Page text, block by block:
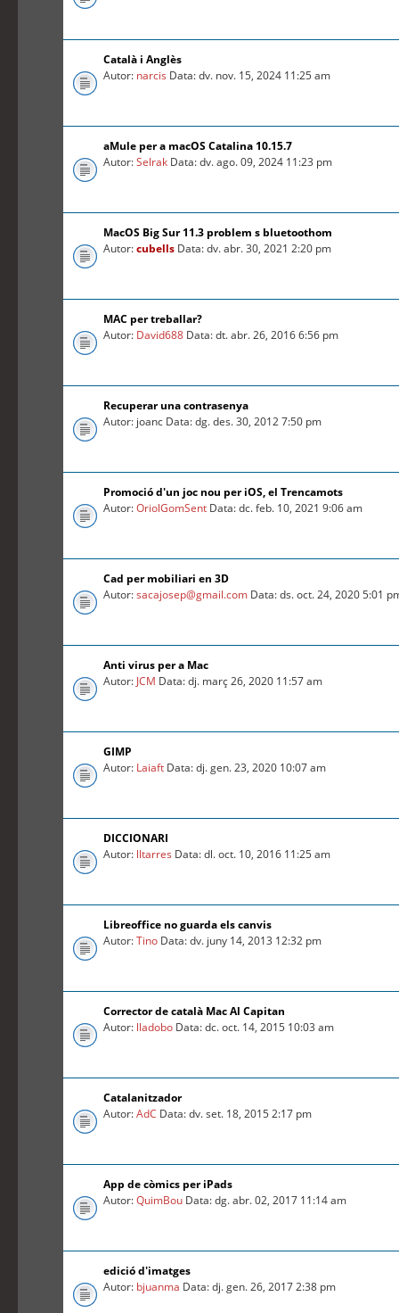
Català i Anglès
Autor: narcis Data: dv. nov. 15, 2024 11:25 am
aMule per a macOS Catalina 10.15.7
Autor:Selrak Data: dv. ago. 09, 2024 11:23 pm
MacOS Big Sur 11.3 problem s bluetoothom
Autor:cubells Data: dv. abr. 30, 2021 2:20 pm
MAC per treballar?
Autor: David688 Data: dt. abr. 26, 2016 6:56 pm
Recuperar una contrasenya
Autor: joanc Data: dg. des. 30, 2012 7:50 pm
Promoció d'un joc nou per iOS, el Trencamots
Autor:OriolGomSent Data: dc. feb. 10, 2021 9:06 am
Cad per mobiliari en 3D
Autor:sacajosep@gmail.com Data: ds. oct. 24, 2020 5:01
Anti virus per a Mac
Autor: JCM Data: dj. març 26, 2020 11:57 am
GIMP
Autor: Laiaft Data: dj. gen. 23, 2020 10:07 am
DICCIONARI
Autor: lltarres Data: dl. oct. 10, 2016 11:25 am
Libreoffice no guarda els canvis
Autor:Tino Data: dv. juny 14, 2013 12:32 pm
Corrector de català Mac Al Capitan
Autor: lladobo Data: dc. oct. 14, 2015 10:03 am
Catalanitzador
Autor:AdC Data: dv. set. 18, 2015 2:17 pm
App de còmics per iPads
Autor:QuimBou Data: dg. abr. 02, 2017 11:14 am
edició d'imatges
Autor: bjuanma Data: dj. gen. 26, 2017 2:38 pm